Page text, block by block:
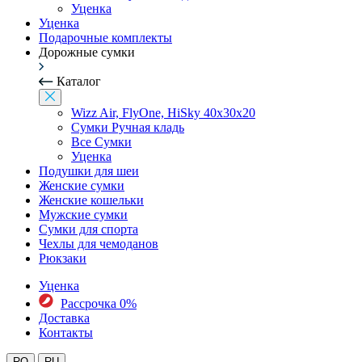
Уценка
Уценка
Подарочные комплекты
Дорожные сумки
Каталог
Wizz Air, FlyOne, HiSky 40x30x20
Сумки Ручная кладь
Все Сумки
Уценка
Подушки для шеи
Женские сумки
Женские кошельки
Мужские сумки
Сумки для спорта
Чехлы для чемоданов
Рюкзаки
Уценка
Рассрочка 0%
Доставка
Контакты